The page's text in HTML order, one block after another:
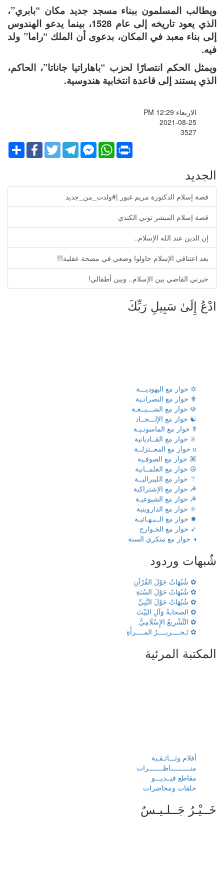
ويطالب المسلمون ببناء مسجد جديد مكان “بابري”،
الذي يعود تاريخه إلى عام 1528، بينما يدعو الهندوس
إلى بناء معبد في المكان، بدعوى أن الملك “راما” ولد
فيه.‎
ويمثل الحكم انتصارًا لحزب “باهاراتيا جاناتا”، الحاكم،
الذي يستند إلى قاعدة انتخابية هندوسية.
الاربعاء PM 12:29
2021-08-25
3527
ShareFacebookTwitter
TelegramFacebook
Messenger
WhatsApp Print
الجديد
قصة إسلام الدكتورة مريم غبور |#ولدت_من_جديد
قصة إسلام المبشر توني الكندي
إن الدين عند الله الإسلام..
بعد اعتناقي الإسلام حاولوا وضعي في مصحة عقلية!!!
خيرني القاضي بين الإسلام.. وبين أطفالي!
ادْعُ إِلَىٰ سَبِيلِ رَبِّكَ
✡ حوار مع اليهوديـــة
✟ حوار مع النصرانـية
☫ حوار مع الشـــيــعـة
☯ حوار مع الإلـــحــاد
☤ حوار مع الماسونـيـة
♕ حوار مع القــاديانية
ʊ حوار مع المعــتزلــة
⌘ حوار مع الصوفـية
☮ حوار مع العلمــانية
⚚ حوار مع الليبراليــة
☭ حوار مع الإشتراكية
☭ حوار مع الشيوعيـة
⚛ حوار مع الداروينية
✸ حوار مع الــبـهـائيـة
➶ حوار مع الخـوارج
◑ حوار مع منكري السنة
شٌبهات وردود
✿ شُبُهَاتٌ حَوْلَ القُرْآنِ
✿ شُبُهَاتٌ حَوْلَ السُنَةِ
✿ شُبُهَاتٌ حَوْلَ النَّبِيِّ
✿ الصحابةُ وَآلِ البَيْتَ
✿ التَّشْرِيعُ الإِسْلَامِيُّ
✿ تَـحــــريــــرُ المــــرأَةِ
المكتبة المرئية
أفلام وثـــائـقـية
منــــــــــاظـــــــرات
مقاطع فيــديـــو
حلقات ومحاضرات
خَــيْـرُ جَــلـيـسٌ